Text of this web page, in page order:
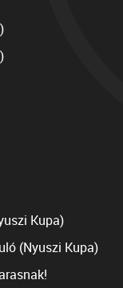
Kupa)
(Nyuszi Kupa)